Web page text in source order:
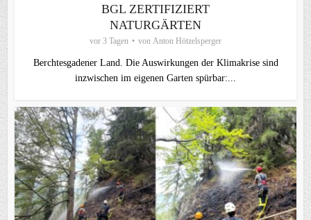
BGL ZERTIFIZIERT
NATURGÄRTEN
vor 3 Tagen von Anton Hötzelsperger
Berchtesgadener Land. Die Auswirkungen der Klimakrise sind
inzwischen im eigenen Garten spürbar:...